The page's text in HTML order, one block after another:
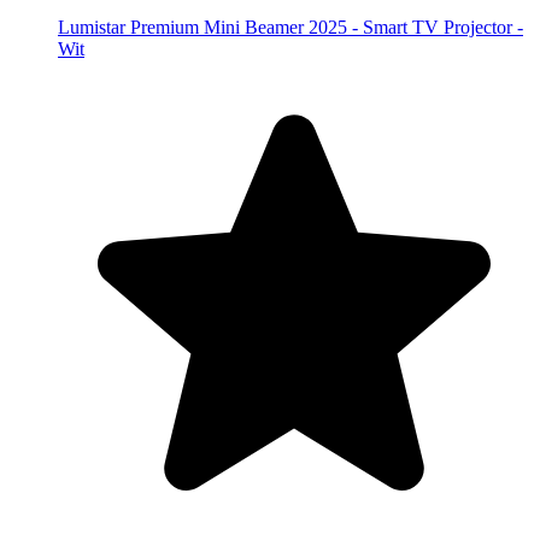
Lumistar Premium Mini Beamer 2025 - Smart TV Projector -
Wit